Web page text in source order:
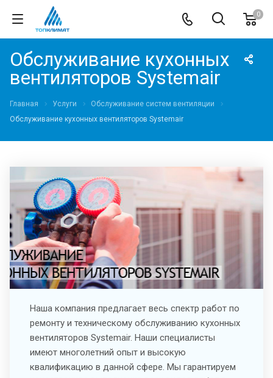
0
Обслуживание кухонных
вентиляторов Systemair
Главная Услуги
Обслуживание систем вентиляции
Обслуживание кухонных вентиляторов Systemair
Наша компания предлагает весь спектр работ по
ремонту и техническому обслуживанию кухонных
вентиляторов Systemair. Наши специалисты
имеют многолетний опыт и высокую
квалификацию в данной сфере. Мы гарантируем